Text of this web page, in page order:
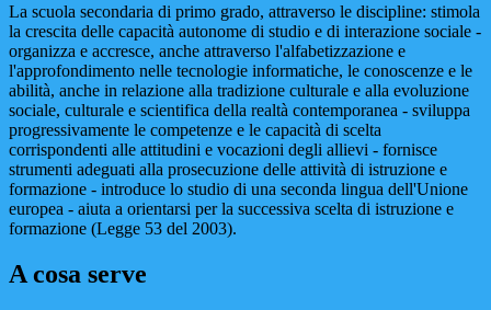
La scuola secondaria di primo grado, attraverso le discipline: stimola
la crescita delle capacità autonome di studio e di interazione sociale -
organizza e accresce, anche attraverso l'alfabetizzazione e
l'approfondimento nelle tecnologie informatiche, le conoscenze e le
abilità, anche in relazione alla tradizione culturale e alla evoluzione
sociale, culturale e scientifica della realtà contemporanea - sviluppa
progressivamente le competenze e le capacità di scelta
corrispondenti alle attitudini e vocazioni degli allievi - fornisce
strumenti adeguati alla prosecuzione delle attività di istruzione e
formazione - introduce lo studio di una seconda lingua dell'Unione
europea - aiuta a orientarsi per la successiva scelta di istruzione e
formazione (Legge 53 del 2003).
A cosa serve